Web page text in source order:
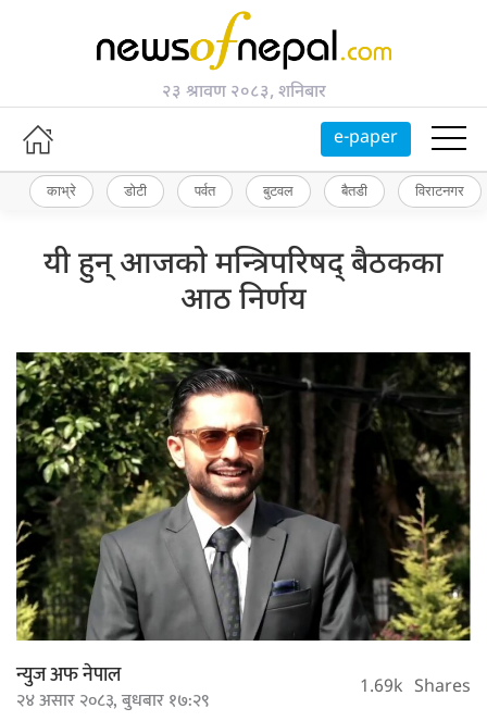
२३ श्रावण २०८३, शनिबार
e-paper
काभ्रे डोटी पर्वत बुटवल बैतडी विराटनगर
यी हुन् आजको मन्त्रिपरिषद् बैठकका
आठ निर्णय
न्युज अफ नेपाल
२४ असार २०८३, बुधबार १७:२९ 1.69k Shares